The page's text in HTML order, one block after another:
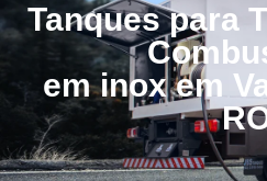
Tanques para
em inox em